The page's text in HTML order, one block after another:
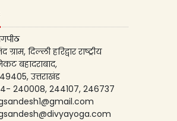
ग्राम, दिल्ली हरिद्वार राष्ट्रीय
बहादराबाद,
उत्तराखंड
240008, 244107, 246737